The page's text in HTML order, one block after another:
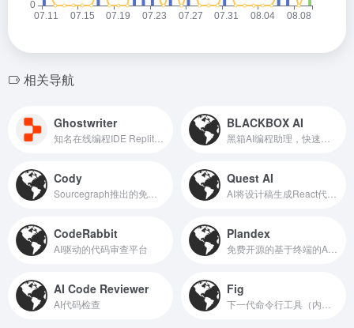
相关导航
Ghostwriter BLACKBOX AI
Cody Quest AI
CodeRabbit
AI驱动的代码审查平台
Plandex
AI Code Reviewer
AI代码检查
Fig